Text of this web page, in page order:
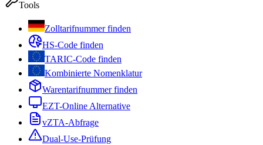
Tools
Zolltarifnummer finden
HS-Code finden
TARIC-Code finden
Kombinierte Nomenklatur
Warentarifnummer finden
EZT-Online Alternative
vZTA-Abfrage
Dual-Use-Prüfung